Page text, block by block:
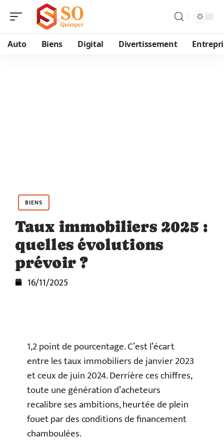
Auto Biens Digital Divertissement
BIENS
Taux immobiliers 2025 :
quelles évolutions
prévoir ?
16/11/2025
1,2 point de pourcentage. C’est l’écart
entre les taux immobiliers de janvier 2023
et ceux de juin 2024. Derrière ces chiffres,
toute une génération d’acheteurs
recalibre ses ambitions, heurtée de plein
fouet par des conditions de financement
chamboulées.